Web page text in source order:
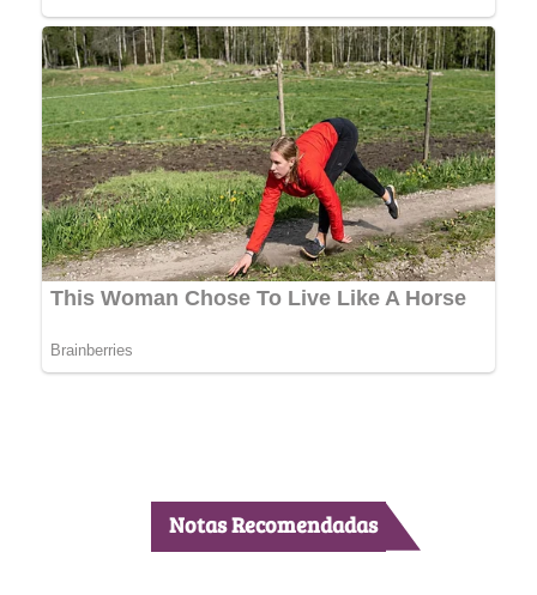
Notas Recomendadas